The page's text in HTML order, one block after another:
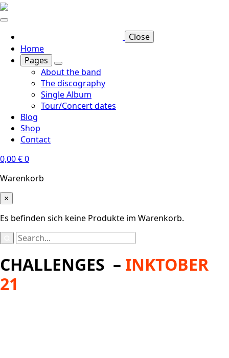
Skip
to
main
content
Close
Home
Pages
About the band
The discography
Single Album
Tour/Concert dates
Blog
Shop
Contact
0,00€0
Warenkorb
×
Es befinden sich keine Produkte im Warenkorb.
Search
CHALLENGES – INKTOBER
21